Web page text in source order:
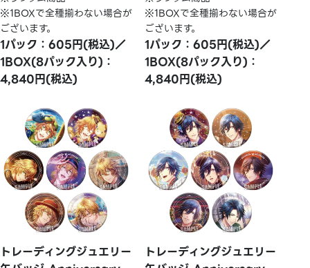
※1BOXで全種揃わない場合が
ございます。
1パック：605円(税込)／
1BOX(8パック入り)：
4,840円(税込)
※1BOXで全種揃わない場合が
ございます。
1パック：605円(税込)／
1BOX(8パック入り)：
4,840円(税込)
トレーディングジュエリー
トレーディングジュエリー